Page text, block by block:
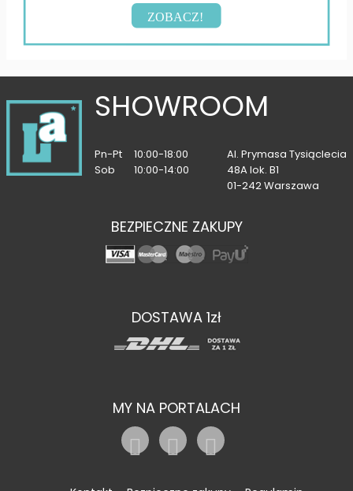
ZOBACZ!
SHOWROOM
Pn-Pt
10:00-18:00
Sob
10:00-14:00
Al. Prymasa Tysiąclecia
48A lok. B1
01-242 Warszawa
BEZPIECZNE ZAKUPY
DOSTAWA 1zł
MY NA PORTALACH